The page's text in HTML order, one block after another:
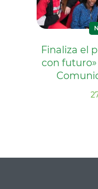
Finaliza el
con